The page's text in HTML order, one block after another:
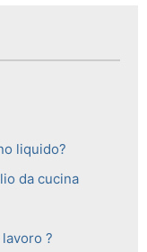
liquido?
da cucina
?